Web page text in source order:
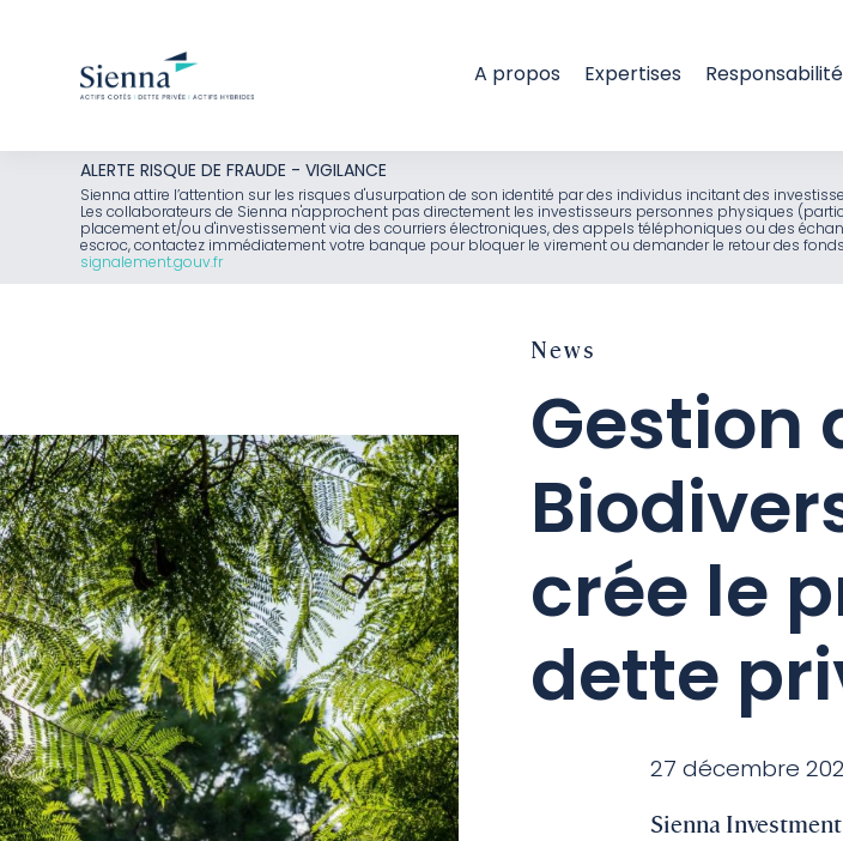
contenu
A propos Expertises Responsabilité
ALERTE RISQUE DE FRAUDE - VIGILANCE
Sienna attire l’attention sur les risques d'usurpation de son identité par des individus incitant des
Les collaborateurs de Sienna n'approchent pas directement les investisseurs personnes physiques
placement et/ou d'investissement via des courriers électroniques, des appels téléphoniques ou des
escroc, contactez immédiatement votre banque pour bloquer le virement ou demander le retour des
signalement.gouv.fr
News
Gestion
crée le
dette
27 décembre
Sienna